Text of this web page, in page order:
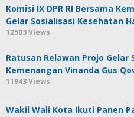
Komisi IX DPR RI Bersama
Gelar Sosialisasi Kesehatan
12503 Views
Ratusan Relawan Projo Gelar
Kemenangan Vinanda Gus
11943 Views
Wakil Wali Kota Ikuti Panen